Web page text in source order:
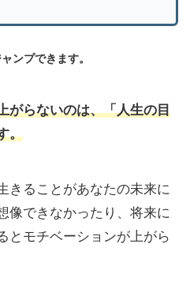
ンプできます。
がらないのは、「人生の目
。
きることがあなたの未来に
像できなかったり、将来に
とモチベーションが上がら